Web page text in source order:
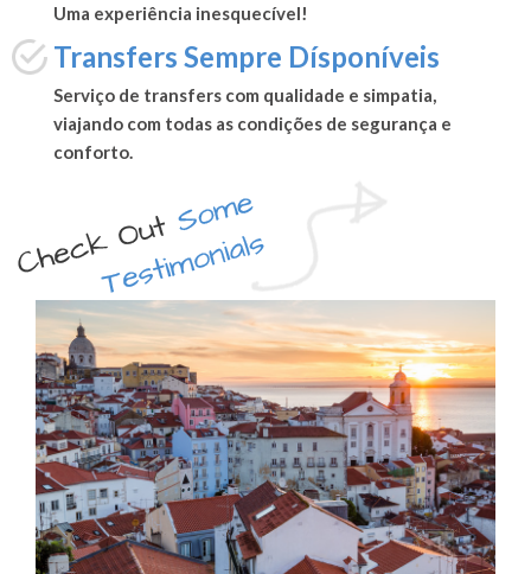
Uma experiência inesquecível!
Transfers Sempre Dísponíveis
Serviço de transfers com qualidade e simpatia,
viajando com todas as condições de segurança e
conforto.